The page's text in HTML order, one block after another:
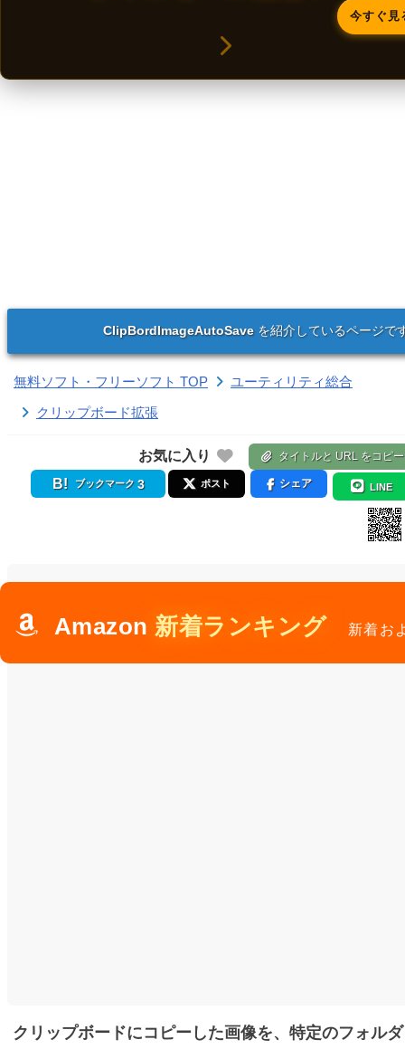
今すぐ見
ClipBordImageAutoSaveを紹介しているページで
無料ソフト・フリーソフト TOP
ユーティリティ総合
クリップボード拡張
お気に入り タイトルと URL をコピー
ブックマーク 3 ポスト シェア LINE
Amazon 新着ランキング 新着お
クリップボードにコピーした画像を、特定のフォルダ